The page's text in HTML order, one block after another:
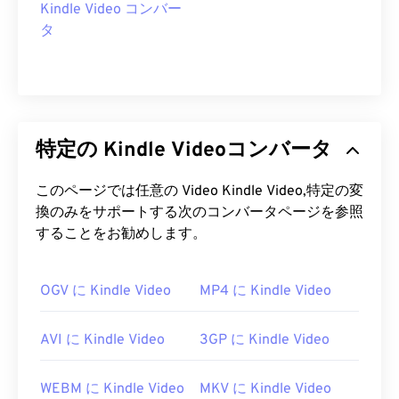
Kindle Video コンバー
タ
特定の Kindle Videoコンバータ
このページでは任意の Video Kindle Video,特定の変
換のみをサポートする次のコンバータページを参照
することをお勧めします。
OGV に Kindle Video MP4 に Kindle Video
AVI に Kindle Video 3GP に Kindle Video
WEBM に Kindle Video MKV に Kindle Video